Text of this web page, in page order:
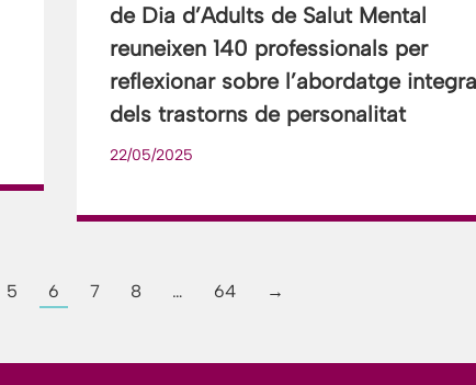
de Dia d’Adults de Salut Mental
reuneixen 140 professionals per
reflexionar sobre l’abordatge
dels trastorns de personalitat
22/05/2025
5 6 7 8 … 64 →